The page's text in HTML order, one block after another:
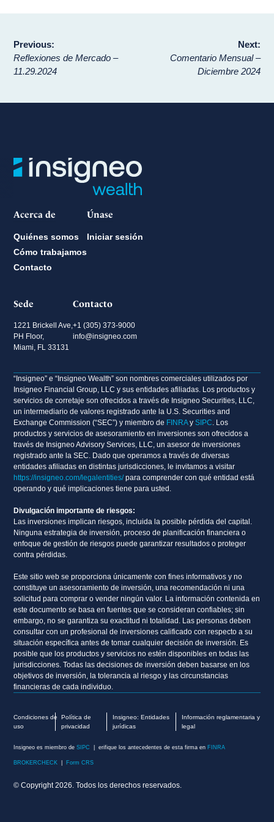
Navegación
de
Previous:
Reflexiones de Mercado –
11.29.2024
Next:
Comentario Mensual –
Diciembre 2024
Acerca de
Quiénes somos
Cómo trabajamos
Contacto
Únase
Iniciar sesión
Sede
1221 Brickell Ave,
PH Floor,
Miami, FL 33131
Contacto
+1 (305) 373-9000
info@insigneo.com
“Insigneo” e “Insigneo Wealth” son nombres comerciales utilizados por
Insigneo Financial Group, LLC y sus entidades afiliadas. Los productos y
servicios de corretaje son ofrecidos a través de Insigneo Securities, LLC,
un intermediario de valores registrado ante la U.S. Securities and
Exchange Commission (“SEC”) y miembro de FINRAySIPC . Los
productos y servicios de asesoramiento en inversiones son ofrecidos a
través de Insigneo Advisory Services, LLC, un asesor de inversiones
registrado ante la SEC. Dado que operamos a través de diversas
entidades afiliadas en distintas jurisdicciones, le invitamos a visitar
https://insigneo.com/legalentities/para comprender con qué entidad está
operando y qué implicaciones tiene para usted.
Divulgación importante de riesgos:
Las inversiones implican riesgos, incluida la posible pérdida del capital.
Ninguna estrategia de inversión, proceso de planificación financiera o
enfoque de gestión de riesgos puede garantizar resultados o proteger
contra pérdidas.
Este sitio web se proporciona únicamente con fines informativos y no
constituye un asesoramiento de inversión, una recomendación ni una
solicitud para comprar o vender ningún valor. La información contenida en
este documento se basa en fuentes que se consideran confiables; sin
embargo, no se garantiza su exactitud ni totalidad. Las personas deben
consultar con un profesional de inversiones calificado con respecto a su
situación específica antes de tomar cualquier decisión de inversión. Es
posible que los productos y servicios no estén disponibles en todas las
jurisdicciones. Todas las decisiones de inversión deben basarse en los
objetivos de inversión, la tolerancia al riesgo y las circunstancias
financieras de cada individuo.
Condiciones de
uso
Política de
privacidad
Insigneo: Entidades
jurídicas
Información reglamentaria y
legal
Insigneo es miembro deSIPC | erifique los antecedentes de esta firma en FINRA
BROKERCHECK Form CRS
© Copyright 2026. Todos los derechos reservados.